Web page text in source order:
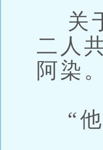
关
二人
阿染。
“他